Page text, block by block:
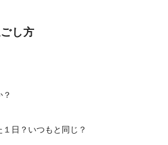
し方
日？いつもと同じ？